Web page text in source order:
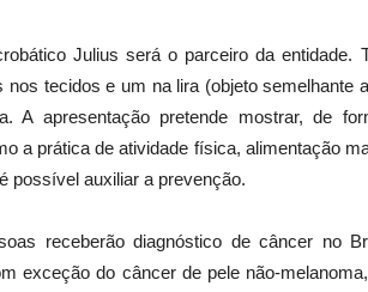
Julius será o parceiro da entidade.
nos tecidos e um na lira (objeto semelhante
A apresentação pretende mostrar, de
a prática de atividade física, alimentação
possível auxiliar a prevenção.
receberão diagnóstico de câncer no
exceção do câncer de pele não-